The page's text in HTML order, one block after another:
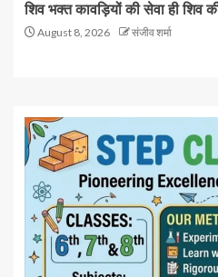
शिव भक्त कावड़ियों की सेवा ही शिव
August 8, 2026 संजीव शर्मा